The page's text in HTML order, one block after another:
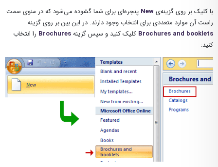
با کلیک بر روی گزینه‌یNew پنجره‌ای برای شما گشوده می‌شود که در منوی سمت
راست آن موارد متعددی برای انتخاب وجود دارند. در این بین بر روی گزینه‌
Brochures and booklets کلیک کنید و سپس گزینه‌Brochures را انتخاب
کنید: